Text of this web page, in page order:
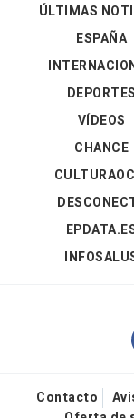
ÚLTIMAS
ESPAÑA
DEPORTES
VÍDEOS
CHANCE
Contacto